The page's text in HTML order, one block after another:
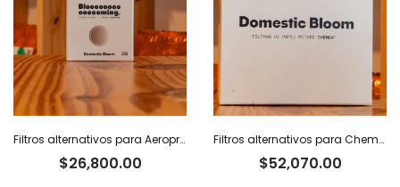
Filtros alternativos para Aeropress x 100 u.
$26,800.00
Filtros alternativos para Chemex x 100 u.
$52,070.00